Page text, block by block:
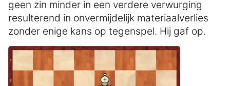
geen zin minder in een verdere verwurging
resulterend in onvermijdelijk materiaalverlies
zonder enige kans op tegenspel. Hij gaf op.